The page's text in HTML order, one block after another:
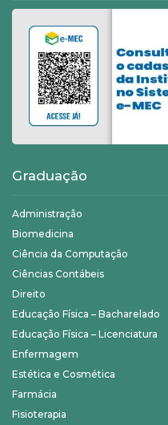
Graduação
Administração
Biomedicina
Ciência da Computação
Ciências Contábeis
Direito
Educação Física – Bacharelado
Educação Física – Licenciatura
Enfermagem
Estética e Cosmética
Farmácia
Fisioterapia